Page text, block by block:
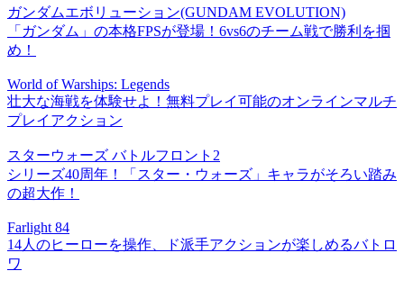
ガンダムエボリューション(GUNDAM EVOLUTION)
「ガンダム」の本格FPSが登場！6vs6のチーム戦で勝利を掴
め！
World of Warships: Legends
壮大な海戦を体験せよ！無料プレイ可能のオンラインマルチ
プレイアクション
スターウォーズ バトルフロント2
シリーズ40周年！「スター・ウォーズ」キャラがそろい踏み
の超大作！
Farlight 84
14人のヒーローを操作、ド派手アクションが楽しめるバトロ
ワ